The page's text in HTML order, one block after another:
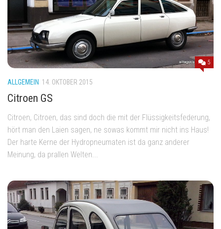
5
ALLGEMEIN 14. OKTOBER 2015
Citroen GS
Citroen, Citroen, das sind doch die mit der Flüssigkeitsfederung,
hört man den Laien sagen, ne sowas kommt mir nicht ins Haus!
Der harte Kerne der Hydropneumaten ist da ganz anderer
Meinung, da prallen Welten...